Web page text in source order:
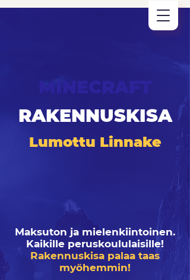
MINECRAFT
RAKENNUSKISA
Lumottu Linnake
Maksuton ja mielenkiintoinen.
Kaikille peruskoululaisille!
Rakennuskisa palaa taas
myöhemmin!